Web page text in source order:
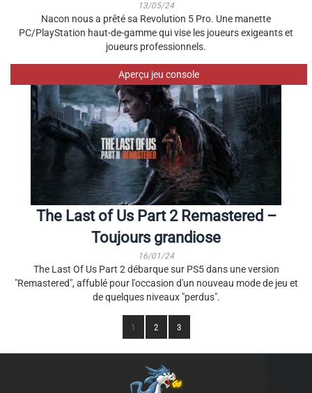
13/05/24
Nacon nous a prêté sa Revolution 5 Pro. Une manette
PC/PlayStation haut-de-gamme qui vise les joueurs exigeants et
joueurs professionnels.
Aperçu jeu console
The Last of Us Part 2 Remastered –
Toujours grandiose
16/01/24
The Last Of Us Part 2 débarque sur PS5 dans une version
"Remastered", affublé pour l'occasion d'un nouveau mode de jeu et
de quelques niveaux "perdus".
1 2 3